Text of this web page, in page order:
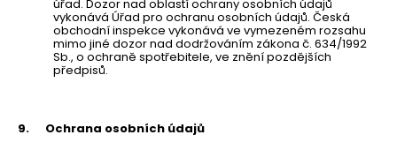
úřad. Dozor nad oblastí ochrany osobních údajů
vykonává Úřad pro ochranu osobních údajů. Česká
obchodní inspekce vykonává ve vymezeném rozsahu
mimo jiné dozor nad dodržováním zákona č. 634/1992
Sb., o ochraně spotřebitele, ve znění pozdějších
předpisů.
9.
Ochrana osobních údajů